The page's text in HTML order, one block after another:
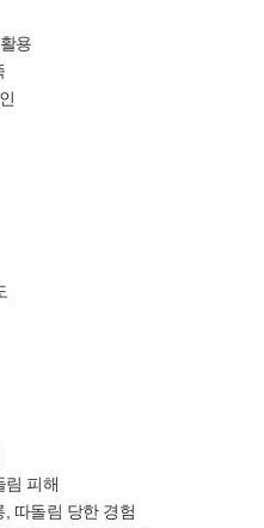
용
림 피해
따돌림 당한 경험